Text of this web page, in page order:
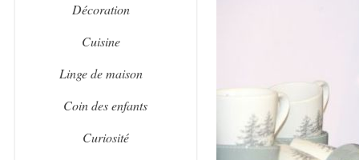
Décoration
Cuisine
Linge de maison
Coin des enfants
Curiosité